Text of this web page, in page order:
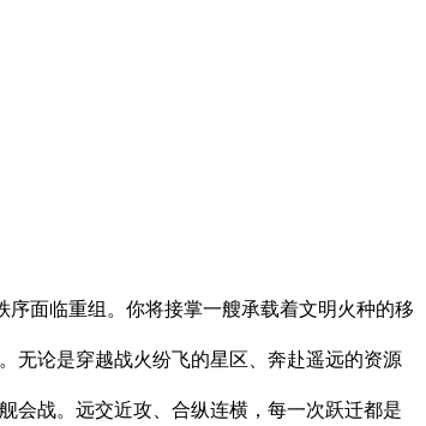
面临重组。你将接掌一艘承载着文明火种的移
无论是穿越战火纷飞的星区、奔赴遥远的资源
会战。远交近攻、合纵连横，每一次跃迁都是